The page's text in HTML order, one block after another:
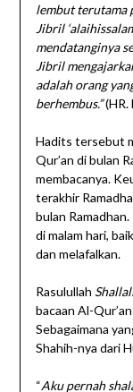
lembut terutama
Jibril
mendatanginya
Jibril
adalah orang
berhembus.”(HR.
Hadits tersebut
Qur’an di bulan
membacanya.
terakhir
bulan
di malam hari,
dan melafalkan.
Rasulullah
bacaan Al-
Sebagaimana
Shahih-nya dari
“Aku pernah